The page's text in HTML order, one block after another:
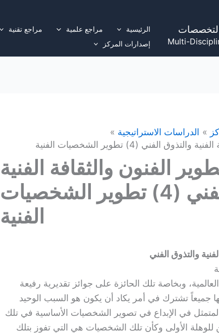
Multi-
الرئيسية مراجع علمية مراجع تقنية
إصدارات المركز
الدراسات الاستراتيجية
الفني (4) تطوير الشخصيات الفنية
الفنون والثقافة الفنية
والتذوق الفني (4) تطوير الشخصيات
الفنية
والتذوق الفني
وبخاصة تلك الحائزة على جوائز تقديرية رفيعة
جميعاً تشترك في أمر يكاد أن يكون هو السبب الوحيد
في الإبداع في تصوير الشخصيات الأساسية في تلك
الأولى وكأن تلك الشخصيات هي التي تفوز بتلك